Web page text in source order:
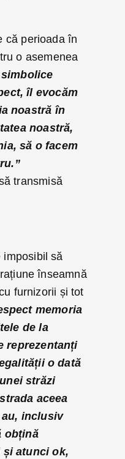
că perioada în
o asemenea
îl evocăm
noastră în
noastră,
să o facem
transmisă
imposibil să
înseamnă
furnizorii și tot
memoria
de la
reprezentanți
o dată
străzi
aceea
inclusiv
obțină
și atunci ok,